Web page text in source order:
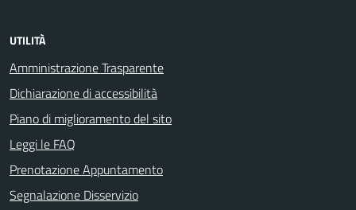
UTILITÀ
Amministrazione Trasparente
Dichiarazione di accessibilità
Piano di miglioramento del sito
Leggi le FAQ
Prenotazione Appuntamento
Segnalazione Disservizio